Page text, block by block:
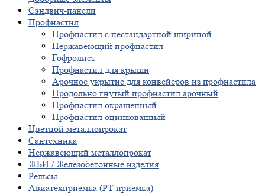
Сэндвич-панели
Профнастил
Профнастил с нестандартной шириной
Нержавеющий профнастил
Гофролист
Профнастил для крыши
Арочное укрытие для конвейеров из профнастила
Продольно гнутый профнастил арочный
Профнастил окрашенный
Профнастил оцинкованный
Цветной металлопрокат
Сантехника
Нержавеющий металлопрокат
ЖБИ / Железобетонные изделия
Рельсы
Авиатехприемка (РТ приемка)